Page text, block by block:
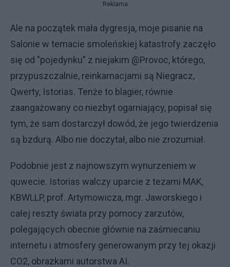
Reklama
Ale na początek mała dygresja, moje pisanie na
Salonie w temacie smoleńskiej katastrofy zaczęło
się od "pojedynku" z niejakim @Provoc, którego,
przypuszczalnie, reinkarnacjami są Niegracz,
Qwerty, Istorias. Tenże to blagier, równie
zaangażowany co niezbyt ogarniający, popisał się
tym, że sam dostarczył dowód, że jego twierdzenia
są bzdurą. Albo nie doczytał, albo nie zrozumiał.
Podobnie jest z najnowszym wynurzeniem w
quwecie. Istorias walczy uparcie z tezami MAK,
KBWLLP, prof. Artymowicza, mgr. Jaworskiego i
całej reszty świata przy pomocy zarzutów,
polegających obecnie głównie na zaśmiecaniu
internetu i atmosfery generowanym przy tej okazji
CO2, obrazkami autorstwa AI.